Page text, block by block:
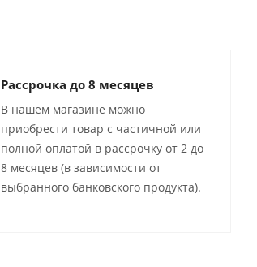
Рассрочка до 8 месяцев
В нашем магазине можно
приобрести товар с частичной или
полной оплатой в рассрочку от 2 до
8 месяцев (в зависимости от
выбранного банковского продукта).